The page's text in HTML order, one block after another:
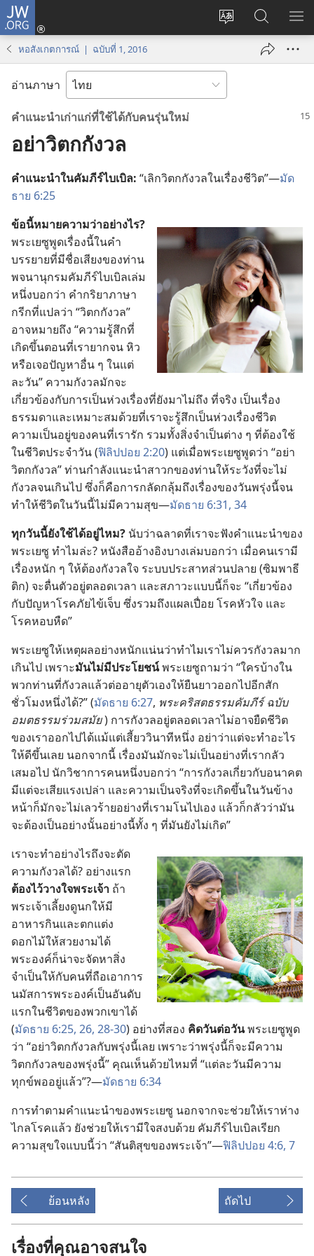
JW.ORG
เปลี่ยน
เข้า
(เปิด
ใหม่)
ค้นหา
ใน
JW.ORG
แส
หอสังเกตการณ์ | ฉบับที่ 1, 2016
อ่านภาษา
คำ​แนะ​นำ​เก่า​แก่​ที่​ใช้​ได้​กับ​คน​รุ่น​ใหม่
อย่า​วิตก​กังวล
คำ​แนะ​นำ​ใน​คัมภีร์​ไบเบิล: “เลิก​วิตก​กังวล​ใน​เรื่อง​ชีวิต”—มัด
ธาย 6:25
ข้อ​นี้​หมาย​ความ​ว่า​อย่าง​ไร?
พระ​เยซู​พูด​เรื่อง​นี้​ใน​คำ​
บรรยาย​ที่​มี​ชื่อเสียง​ของ​ท่าน
พจนานุกรม​คัมภีร์​ไบเบิล​เล่ม​
หนึ่ง​บอก​ว่า คำ​กริยา​ภาษา​
กรีก​ที่​แปล​ว่า “วิตก​กังวล”
อาจ​หมาย​ถึง “ความ​รู้สึก​ที่​
เกิด​ขึ้น​ตอน​ที่​เรา​ยาก​จน หิว
หรือ​เจอ​ปัญหา​อื่น ๆ ใน​แต่​
ละ​วัน” ความ​กังวล​มัก​จะ​
เกี่ยว​ข้อง​กับ​การ​เป็น​ห่วง​เรื่อง​ที่​ยัง​มา​ไม่​ถึง ที่​จริง เป็น​เรื่อง​
ธรรมดา​และ​เหมาะ​สม​ด้วย​ที่​เรา​จะ​รู้สึก​เป็น​ห่วง​เรื่อง​ชีวิต​
ความ​เป็น​อยู่​ของ​คน​ที่​เรา​รัก รวม​ทั้ง​สิ่ง​จำเป็น​ต่าง ๆ ที่​ต้อง​ใช้​
ใน​ชีวิต​ประจำ​วัน (ฟิลิปปอย 2:20) แต่​เมื่อ​พระ​เยซู​พูด​ว่า “อย่า​
วิตก​กังวล” ท่าน​กำลัง​แนะ​นำ​สาวก​ของ​ท่าน​ให้​ระวัง​ที่​จะ​ไม่​
กังวล​จน​เกิน​ไป ซึ่ง​ก็​คือ​การ​กลัดกลุ้ม​ถึง​เรื่อง​ของ​วัน​พรุ่ง​นี้​จน​
ทำ​ให้​ชีวิต​ใน​วัน​นี้​ไม่​มี​ความ​สุข—มัดธาย 6:31, 34
ทุก​วัน​นี้​ยัง​ใช้​ได้​อยู่​ไหม? นับ​ว่า​ฉลาด​ที่​เรา​จะ​ฟัง​คำ​แนะ​นำ​ของ​
พระ​เยซู ทำไม​ล่ะ? หนังสือ​อ้างอิง​บาง​เล่ม​บอก​ว่า เมื่อ​คน​เรา​มี​
เรื่อง​หนัก ๆ ให้​ต้อง​กังวล​ใจ ระบบ​ประสาท​ส่วน​ปลาย (ซิมพาธี
ติก) จะ​ตื่น​ตัว​อยู่​ตลอด​เวลา และ​สภาวะ​แบบ​นี้​ก็​จะ “เกี่ยว​ข้อง​
กับ​ปัญหา​โรค​ภัย​ไข้​เจ็บ ซึ่ง​รวม​ถึง​แผล​เปื่อย โรค​หัวใจ และ​
โรค​หอบ​หืด”
พระ​เยซู​ให้​เหตุ​ผล​อย่าง​หนักแน่น​ว่า​ทำไม​เรา​ไม่​ควร​กังวล​มาก​
เกิน​ไป เพราะ​มัน​ไม่​มี​ประโยชน์พระ​เยซู​ถาม​ว่า “ใคร​บ้าง​ใน​
พวก​ท่าน​ที่​กังวล​แล้ว​ต่อ​อายุ​ตัว​เอง​ให้​ยืน​ยาว​ออก​ไป​อีก​สัก​
ชั่วโมง​หนึ่ง​ได้?” (มัดธาย 6:27, พระ​คริสตธรรม​คัมภีร์ ฉบับ​
อมตธรรม​ร่วม​สมัย) การ​กังวล​อยู่​ตลอด​เวลา​ไม่​อาจ​ยืด​ชีวิต​
ของ​เรา​ออก​ไป​ได้​แม้​แต่​เสี้ยว​วินาที​หนึ่ง อย่า​ว่า​แต่​จะ​ทำ​อะไร​
ให้​ดี​ขึ้น​เลย นอก​จาก​นี้ เรื่อง​มัน​มัก​จะ​ไม่​เป็น​อย่าง​ที่​เรา​กลัว​
เสมอ​ไป นัก​วิชาการ​คน​หนึ่ง​บอก​ว่า “การ​กังวล​เกี่ยว​กับ​อนาคต​
มี​แต่​จะ​เสีย​แรง​เปล่า และ​ความ​เป็น​จริง​ที่​จะ​เกิด​ขึ้น​ใน​วัน​ข้าง​
หน้า​ก็​มัก​จะ​ไม่​เลว​ร้าย​อย่าง​ที่​เรา​มโน​ไป​เอง แล้ว​ก็​กลัว​ว่า​มัน​
จะ​ต้อง​เป็น​อย่าง​นั้น​อย่าง​นี้​ทั้ง ๆ ที่​มัน​ยัง​ไม่​เกิด”
เรา​จะ​ทำ​อย่าง​ไร​ถึง​จะ​ตัด​
ความ​กังวล​ได้? อย่าง​แรก
ต้อง​ไว้​วางใจ​พระเจ้า ถ้า​
พระเจ้า​เลี้ยง​ดู​นก​ให้​มี​
อาหาร​กิน​และ​ตกแต่ง​
ดอกไม้​ให้​สวย​งาม​ได้
พระองค์​ก็​น่า​จะ​จัด​หา​สิ่ง​
จำเป็น​ให้​กับ​คน​ที่​ถือ​เอา​การ​
นมัสการ​พระองค์​เป็น​อันดับ​
แรก​ใน​ชีวิต​ของ​พวก​เขา​ได้
(มัดธาย 6:25, 26, 28-30) อย่าง​ที่​สอง คิด​วัน​ต่อ​วันพระ​เยซู​พูด​
ว่า “อย่า​วิตก​กังวล​กับ​พรุ่ง​นี้​เลย เพราะ​ว่า​พรุ่ง​นี้​ก็​จะ​มี​ความ​
วิตก​กังวล​ของ​พรุ่ง​นี้” คุณ​เห็น​ด้วย​ไหม​ที่ “แต่​ละ​วัน​มี​ความ​
ทุกข์​พอ​อยู่​แล้ว”?—มัดธาย 6:34
การ​ทำ​ตาม​คำ​แนะ​นำ​ของ​พระ​เยซู นอก​จาก​จะ​ช่วย​ให้​เรา​ห่าง​
ไกล​โรค​แล้ว ยัง​ช่วย​ให้​เรา​มี​ใจ​สงบ​ด้วย คัมภีร์​ไบเบิล​เรียก​
ความ​สุข​ใจ​แบบ​นี้​ว่า “สันติ​สุข​ของ​พระเจ้า”—ฟิลิปปอย 4:6, 7
ย้อนหลัง ถัดไป
เรื่องที่คุณอาจสนใจ